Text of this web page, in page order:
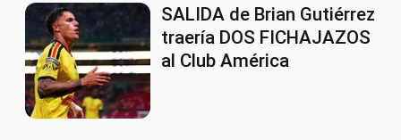
SALIDA de Brian Gutiérrez
traería DOS FICHAJAZOS
al Club América